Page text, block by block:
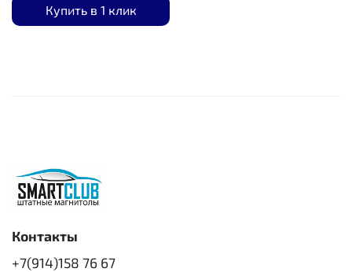
Купить в 1 клик
Контакты
+7(914)158 76 67